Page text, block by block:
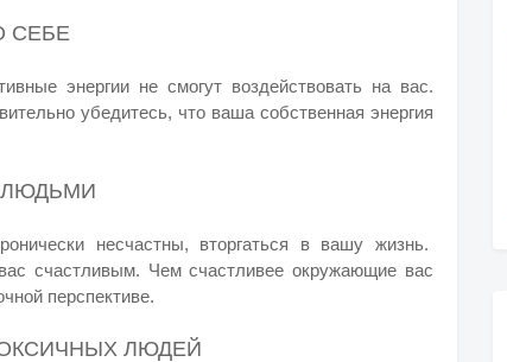
СЕБЕ
энергии не смогут воздействовать на вас.
убедитесь, что ваша собственная энергия
несчастны, вторгаться в вашу жизнь.
счастливым. Чем счастливее окружающие вас
перспективе.
ЛЮДЕЙ